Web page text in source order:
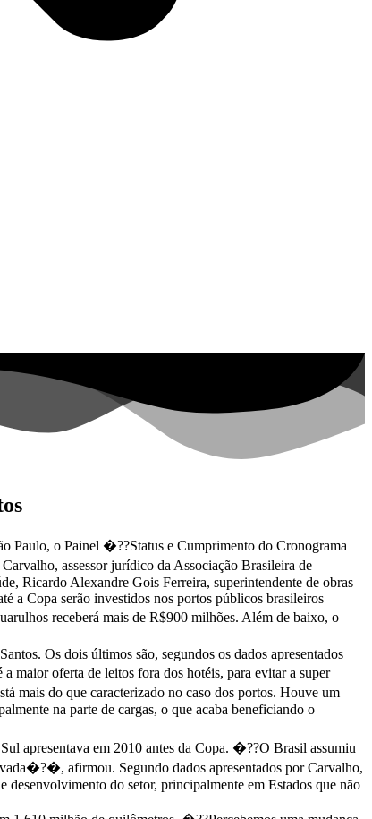
Paulo, o Painel �??Status e Cumprimento do Cronograma
assessor jurídico da Associação Brasileira de
Ricardo Alexandre Gois Ferreira, superintendente de obras
a Copa serão investidos nos portos públicos brasileiros
receberá mais de R$900 milhões. Além de baixo, o
Os dois últimos são, segundos os dados apresentados
maior oferta de leitos fora dos hotéis, para evitar a super
mais do que caracterizado no caso dos portos. Houve um
na parte de cargas, o que acaba beneficiando o
apresentava em 2010 antes da Copa. �??O Brasil assumiu
afirmou. Segundo dados apresentados por Carvalho,
desenvolvimento do setor, principalmente em Estados que não